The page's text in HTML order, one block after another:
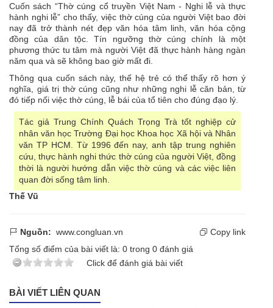
Cuốn sách “Thờ cúng cổ truyền Việt Nam - Nghi lễ và thực
hành nghi lễ” cho thấy, việc thờ cúng của người Việt bao đời
nay đã trở thành nét đẹp văn hóa tâm linh, văn hóa cộng
đồng của dân tộc. Tín ngưỡng thờ cúng chính là một
phương thức tu tâm mà người Việt đã thực hành hàng ngàn
năm qua và sẽ không bao giờ mất đi.
Thông qua cuốn sách này, thế hệ trẻ có thể thấy rõ hơn ý
nghĩa, giá trị thờ cúng cũng như những nghi lễ căn bản, từ
đó tiếp nối việc thờ cúng, lễ bái của tổ tiên cho đúng đạo lý.
Tác giả Trung Chính Quách Trọng Trà tốt nghiệp cử
nhân văn học Trường Đại học Khoa học Xã hội và Nhân
văn TP HCM. Từ 1996 đến nay, anh tập trung nghiên
cứu, thực hành nghi thức thờ cúng của người Việt, đồng
thời là người hướng dẫn việc thờ cúng và các việc liên
quan đời sống tâm linh.
Thế Vũ
Nguồn: www.congluan.vn
Copy link
Tổng số điểm của bài viết là: 0 trong 0 đánh giá
Click để đánh giá bài viết
BÀI VIẾT LIÊN QUAN